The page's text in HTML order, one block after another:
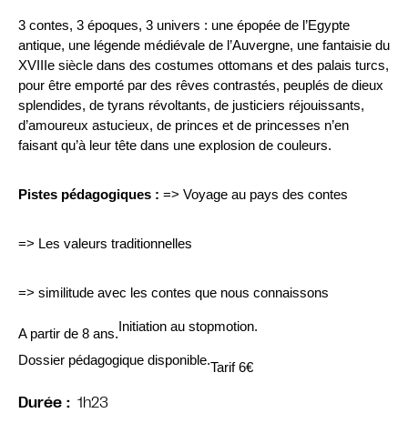
3 contes, 3 époques, 3 univers : une épopée de l’Egypte
antique, une légende médiévale de l’Auvergne, une fantaisie du
XVIIIe siècle dans des costumes ottomans et des palais turcs,
pour être emporté par des rêves contrastés, peuplés de dieux
splendides, de tyrans révoltants, de justiciers réjouissants,
d’amoureux astucieux, de princes et de princesses n’en
faisant qu’à leur tête dans une explosion de couleurs.
Pistes pédagogiques : => Voyage au pays des contes
=> Les valeurs traditionnelles
=> similitude avec les contes que nous connaissons
A partir de 8 ans. Initiation au stopmotion.
Dossier pédagogique disponible.Tarif 6€
Durée
1h23